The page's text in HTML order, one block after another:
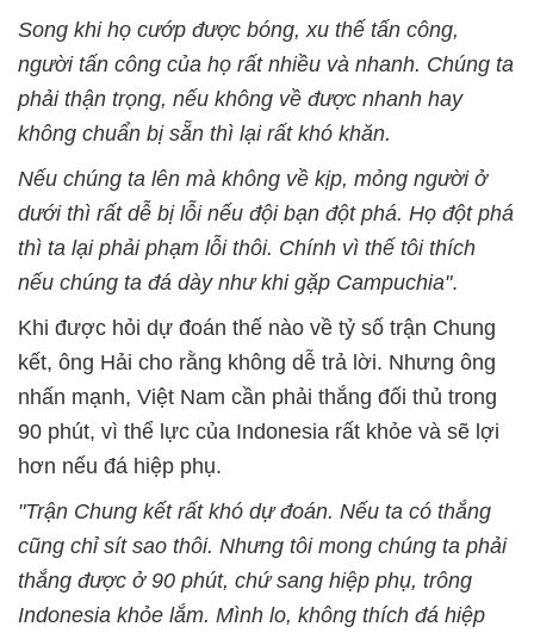
Song khi họ cướp được bóng, xu thế tấn công,
người tấn công của họ rất nhiều và nhanh. Chúng ta
phải thận trọng, nếu không về được nhanh hay
không chuẩn bị sẵn thì lại rất khó khăn.
Nếu chúng ta lên mà không về kịp, mỏng người ở
dưới thì rất dễ bị lỗi nếu đội bạn đột phá. Họ đột phá
thì ta lại phải phạm lỗi thôi. Chính vì thế tôi thích
nếu chúng ta đá dày như khi gặp Campuchia".
Khi được hỏi dự đoán thế nào về tỷ số trận Chung
kết, ông Hải cho rằng không dễ trả lời. Nhưng ông
nhấn mạnh, Việt Nam cần phải thắng đối thủ trong
90 phút, vì thể lực của Indonesia rất khỏe và sẽ lợi
hơn nếu đá hiệp phụ.
"Trận Chung kết rất khó dự đoán. Nếu ta có thắng
cũng chỉ sít sao thôi. Nhưng tôi mong chúng ta phải
thắng được ở 90 phút, chứ sang hiệp phụ, trông
Indonesia khỏe lắm. Mình lo, không thích đá hiệp